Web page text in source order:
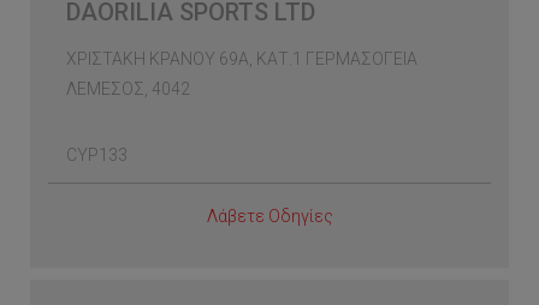
DAORILIA SPORTS LTD
ΧΡΙΣΤΑΚΗ ΚΡΑΝΟΥ 69Α, ΚΑΤ.1 ΓΕΡΜΑΣΟΓΕΙΑ
ΛΕΜΕΣΟΣ, 4042
CYP133
Λάβετε Οδηγίες